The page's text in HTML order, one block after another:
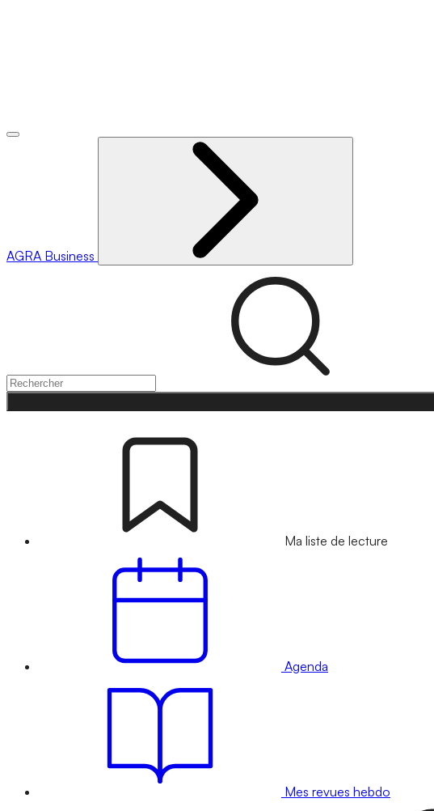
AGRA Business
Ma liste de lecture
Agenda
Mes revues hebdo